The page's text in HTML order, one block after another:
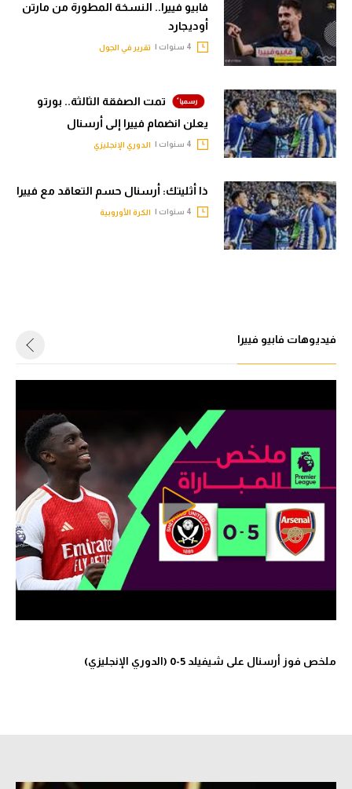
ميركاتو
تحقيق في الجول
تحليل في الجول
حكايات في الجول
فيديو في الجول
فابيو فييرا.. النسخة المطورة من مارتن
أوديجارد
تقرير في الجول
تمت الصفقة الثالثة.. بورتو
يعلن انضمام فييرا إلى أرسنال
الدوري الإنجليزي
ذا أثليتك: أرسنال حسم التعاقد مع فييرا
الكرة الأوروبية
فيديوهات فابيو فييرا
ملخص فوز أرسنال على شيفيلد 5-0 (الدوري الإنجليزي)